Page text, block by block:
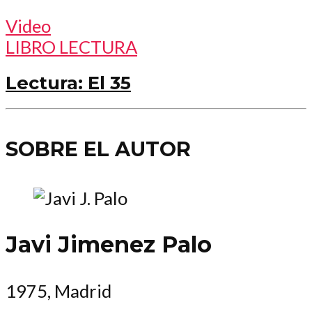
Video
LIBRO LECTURA
Lectura: El 35
SOBRE EL AUTOR
Javi Jimenez Palo
1975, Madrid